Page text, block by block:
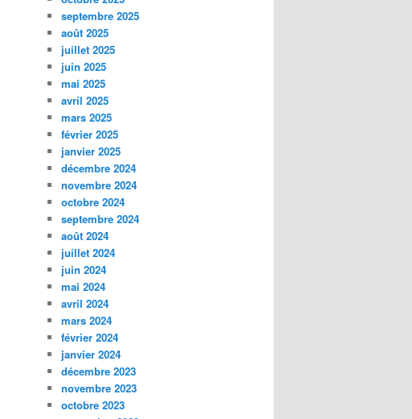
septembre 2025
août 2025
juillet 2025
juin 2025
mai 2025
avril 2025
mars 2025
février 2025
janvier 2025
décembre 2024
novembre 2024
octobre 2024
septembre 2024
août 2024
juillet 2024
juin 2024
mai 2024
avril 2024
mars 2024
février 2024
janvier 2024
décembre 2023
novembre 2023
octobre 2023